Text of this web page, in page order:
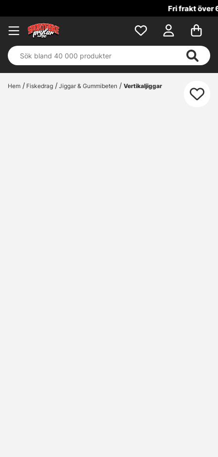
Fri frakt över 699 kr!
Hem Fiskedrag Jiggar & Gummibeten Vertikaljiggar